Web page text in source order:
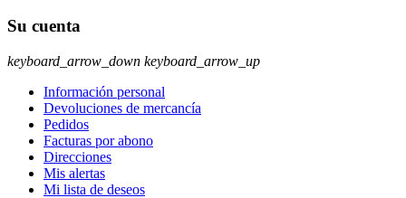
Su cuenta
keyboard_arrow_down keyboard_arrow_up
Información personal
Devoluciones de mercancía
Pedidos
Facturas por abono
Direcciones
Mis alertas
Mi lista de deseos